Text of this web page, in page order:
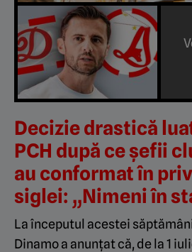
Decizie drastică
PCH după ce șefii
au conformat în
siglei: „Nimeni în
La începutul acestei
Dinamo a anunțat că, de la 1